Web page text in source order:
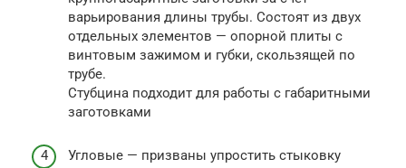
варьирования длины трубы. Состоят из двух
отдельных элементов — опорной плиты с
винтовым зажимом и губки, скользящей по
трубе.
Стубцина подходит для работы с габаритными
заготовками
Угловые — призваны упростить стыковку